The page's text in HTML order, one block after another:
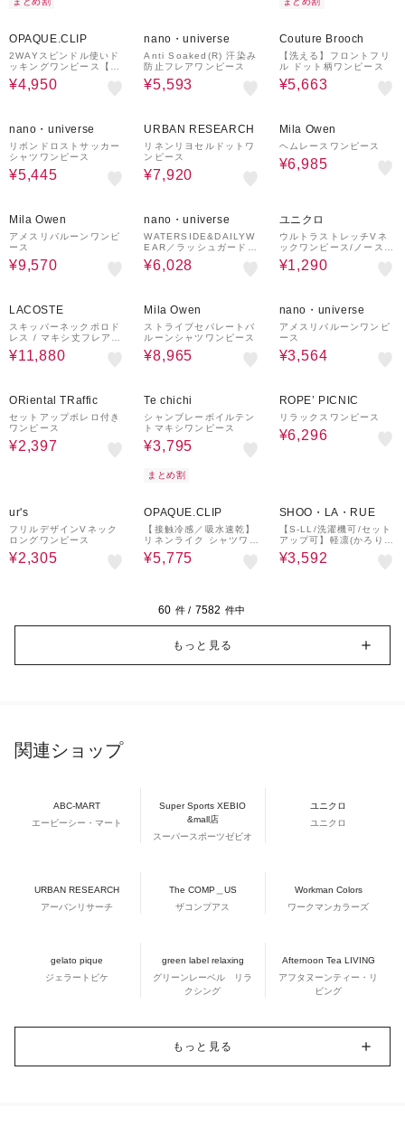
OPAQUE.CLIP
2WAYスピンドル使いド
ッキングワンピース【洗
濯機洗い可】
¥4,950
nano・universe
Anti Soaked(R) 汗染み
防止フレアワンピース
¥5,593
Couture Brooch
【洗える】フロントフリ
ル ドット柄ワンピース
¥5,663
nano・universe
リボンドロストサッカー
シャツワンピース
¥5,445
URBAN RESEARCH
リネンリヨセルドットワ
ンピース
¥7,920
Mila Owen
ヘムレースワンピース
¥6,985
Mila Owen
アメスリバルーンワンピ
ース
¥9,570
nano・universe
WATERSIDE&DAILYW
EAR／ラッシュガードセ
ット
¥6,028
ユニクロ
ウルトラストレッチVネ
ックワンピース/ノースリ
ーブ
¥1,290
LACOSTE
スキッパーネックポロド
レス / マキシ丈フレアワ
ンピース
¥11,880
Mila Owen
ストライプセパレートバ
ルーンシャツワンピース
¥8,965
nano・universe
アメスリバルーンワンピ
ース
¥3,564
ORiental TRaffic
セットアップボレロ付き
ワンピース
¥2,397
Te chichi
シャンブレーボイルテン
トマキシワンピース
¥3,795
まとめ割
ROPE’ PICNIC
リラックスワンピース
¥6,296
ur's
フリルデザインVネック
ロングワンピース
¥2,305
OPAQUE.CLIP
【接触冷感／吸水速乾】
リネンライク シャツワン
ピース《洗濯機OK》
¥5,775
SHOO・LA・RUE
【S-LL/洗濯機可/セット
アップ可】軽凛(かろり
ん) ひんやり切替ワンピ
ース
¥3,592
60 件 / 7582 件中
もっと見る
関連ショップ
ABC-MART
エービーシー・マート
Super Sports XEBIO
&mall店
スーパースポーツゼビオ
ユニクロ
ユニクロ
URBAN RESEARCH
アーバンリサーチ
The COMP＿US
ザコンプアス
Workman Colors
ワークマンカラーズ
gelato pique
ジェラートピケ
green label relaxing
グリーンレーベル リラ
クシング
Afternoon Tea LIVING
アフタヌーンティー・リ
ビング
もっと見る